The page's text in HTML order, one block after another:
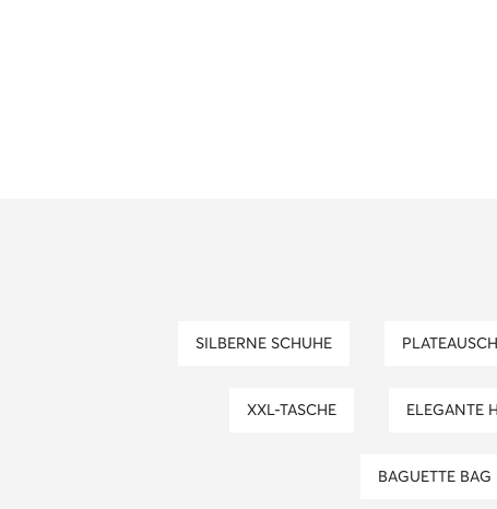
SILBERNE SCHUHE
XXL-TASCHE ELEGANTE
BAGUETTE BAG